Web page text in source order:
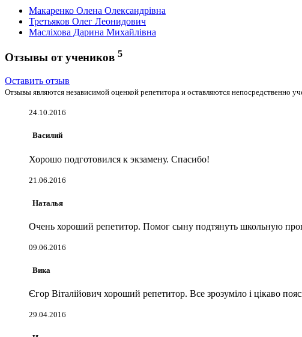
Макаренко Олена Олександрівна
Третьяков Олег Леонидович
Масліхова Дарина Михайлівна
Отзывы от учеников 5
Оставить отзыв
Отзывы являются независимой оценкой репетитора и оставляются непосредственно
24.10.2016
Василий
Хорошо подготовился к экзамену. Спасибо!
21.06.2016
Наталья
Очень хороший репетитор. Помог сыну подтянуть школьную
09.06.2016
Вика
Єгор Віталійович хороший репетитор. Все зрозуміло і цікаво
29.04.2016